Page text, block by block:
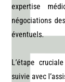
expertise
négociations
éventuels.
L’étape
suivie avec